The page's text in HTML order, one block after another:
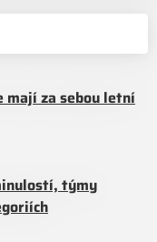
mají za sebou letní
týmy